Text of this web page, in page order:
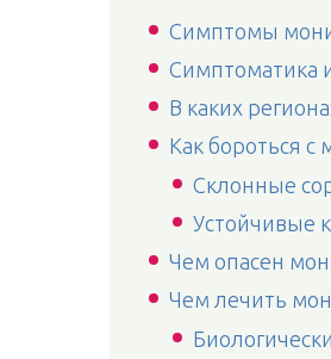
Симптомы
Симптоматика
В каких
Как бороться с
Склонные
Устойчивые
Чем опасен
Чем лечить